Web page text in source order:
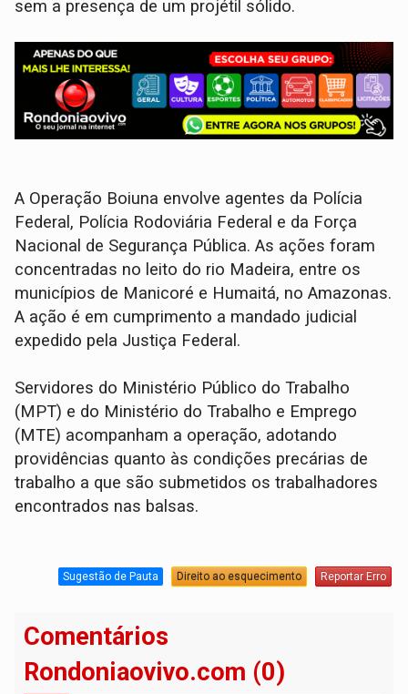
sem a presença de um projétil sólido.
A Operação Boiuna envolve agentes da Polícia
Federal, Polícia Rodoviária Federal e da Força
Nacional de Segurança Pública. As ações foram
concentradas no leito do rio Madeira, entre os
municípios de Manicoré e Humaitá, no Amazonas.
A ação é em cumprimento a mandado judicial
expedido pela Justiça Federal.
Servidores do Ministério Público do Trabalho
(MPT) e do Ministério do Trabalho e Emprego
(MTE) acompanham a operação, adotando
providências quanto às condições precárias de
trabalho a que são submetidos os trabalhadores
encontrados nas balsas.
Sugestão de Pauta Direito ao esquecimento Reportar Erro
Comentários
Rondoniaovivo.com (0)